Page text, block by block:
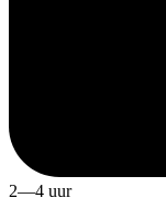
2—4 uur